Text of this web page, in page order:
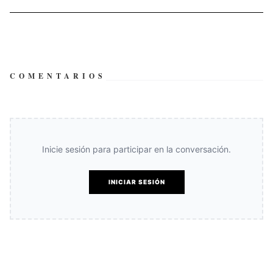
COMENTARIOS
Inicie sesión para participar en la conversación.
INICIAR SESIÓN